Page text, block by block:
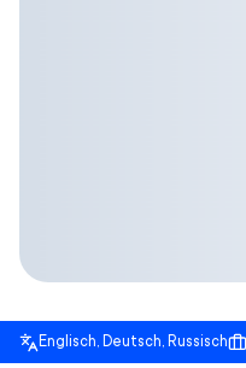
Englisch, Deutsch, Russisch